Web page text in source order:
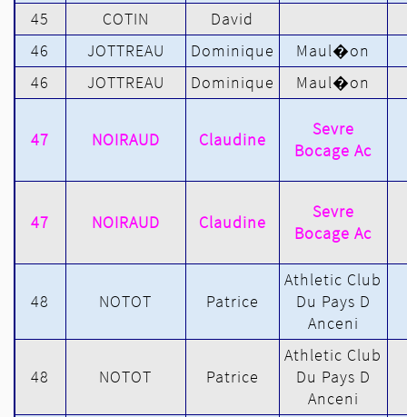
45
COTIN
David
46
JOTTREAU Dominique
Maul�on
46
JOTTREAU Dominique Maul�on
47 NOIRAUD Claudine
Sevre
Bocage Ac
47 NOIRAUD Claudine
Sevre
Bocage Ac
48 NOTOT Patrice
Athletic Club
Du Pays D
Anceni
48 NOTOT Patrice
Athletic Club
Du Pays D
Anceni